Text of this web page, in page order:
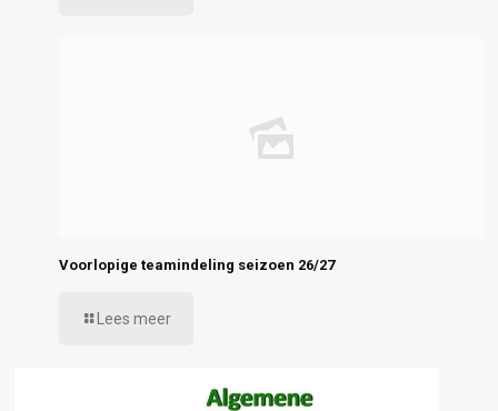
Voorlopige teamindeling seizoen 26/27
Lees meer